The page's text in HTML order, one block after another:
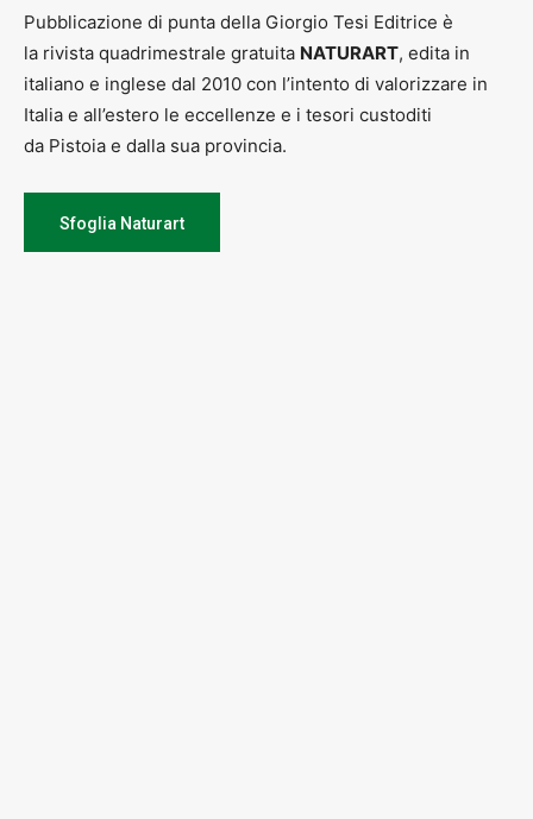
Pubblicazione di punta della Giorgio Tesi Editrice è
la rivista quadrimestrale gratuita NATURART, edita in
italiano e inglese dal 2010 con l’intento di valorizzare in
Italia e all’estero le eccellenze e i tesori custoditi
da Pistoia e dalla sua provincia.
Sfoglia Naturart